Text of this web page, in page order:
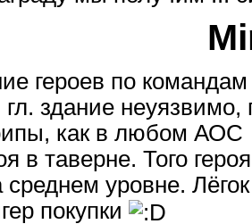
героев по командам
гл. здание
как в любом АОС
в таверне. Того
уровне.
покупки